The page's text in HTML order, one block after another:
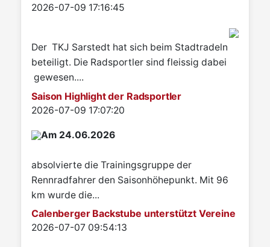
Details
2026-07-09 17:16:45
Der TKJ Sarstedt hat sich beim Stadtradeln
beteiligt. Die Radsportler sind fleissig dabei
gewesen....
Saison Highlight der Radsportler
Details
2026-07-09 17:07:20
Am 24.06.2026
absolvierte die Trainingsgruppe der
Rennradfahrer den Saisonhöhepunkt. Mit 96
km wurde die...
Calenberger Backstube unterstützt Vereine
Details
2026-07-07 09:54:13